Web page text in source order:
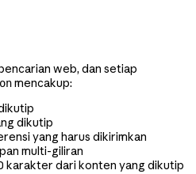
web, dan setiap
mencakup:
dikutip
yang harus dikirimkan
multi-giliran
karakter dari konten yang dikutip